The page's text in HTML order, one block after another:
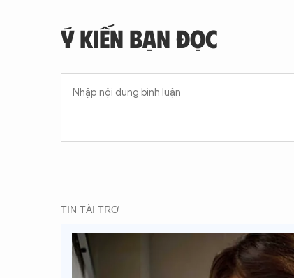
Ý KIẾN BẠN ĐỌC